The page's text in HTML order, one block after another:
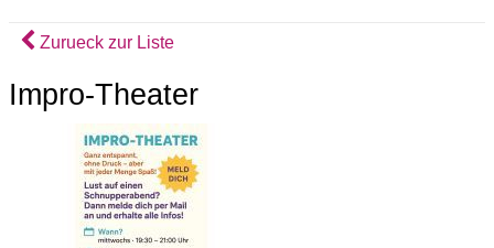
Zurueck zur Liste
Impro-Theater